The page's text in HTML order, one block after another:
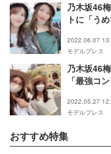
乃木坂46
トに「う
2022.06.07
モデルプレス
乃木坂46
「最強コ
2022.05.27
モデルプレス
おすすめ特集